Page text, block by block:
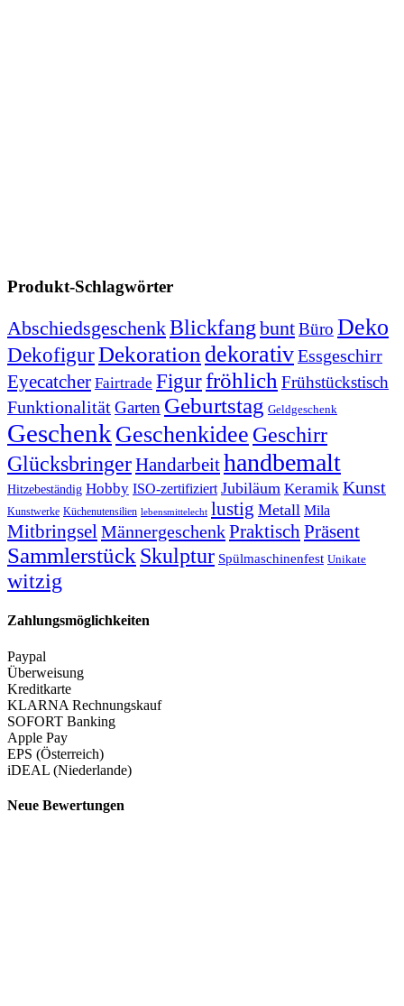
Produkt-Schlagwörter
AbschiedsgeschenkBlickfang buntBüro Deko
DekofigurDekoration dekorativEssgeschirr
Eyecatcher Fairtrade Figurfröhlich Frühstückstisch
FunktionalitätGarten Geburtstag Geldgeschenk
Geschenk Geschenkidee Geschirr
GlücksbringerHandarbeithandbemalt
Hitzebeständig Hobby ISO-zertifiziert Jubiläum Keramik Kunst
Kunstwerke Küchenutensilien lebensmittelecht lustig Metall Mila
MitbringselMännergeschenkPraktischPräsent
Sammlerstück Skulptur Spülmaschinenfest Unikate
witzig
Zahlungsmöglichkeiten
Paypal
Überweisung
Kreditkarte
KLARNA Rechnungskauf
SOFORT Banking
Apple Pay
EPS (Österreich)
iDEAL (Niederlande)
Neue Bewertungen